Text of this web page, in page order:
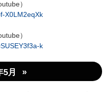
）
X0LM2eqXk
）
k
5月 »